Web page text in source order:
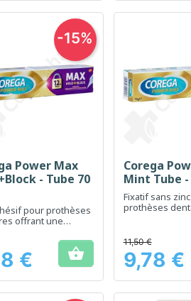
Aperçu rapide
Power Max
- Tube 70
pour prothèses
offrant une
€ 
-15%

Corega
Mint Tube -
Fixatif sans
prothèses
Prix
11,50 €
9,78 €